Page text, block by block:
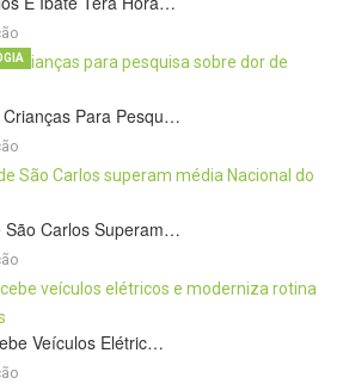
Para Pesqu…
São Carlos Superam…
Veículos Elétric…